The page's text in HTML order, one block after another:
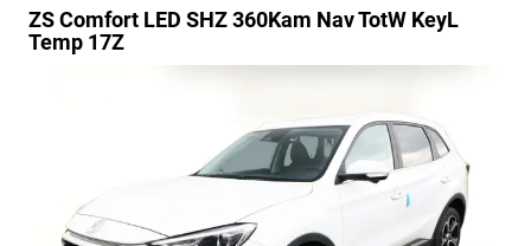
ZSComfort LED SHZ 360Kam Nav TotW KeyL
Temp 17Z